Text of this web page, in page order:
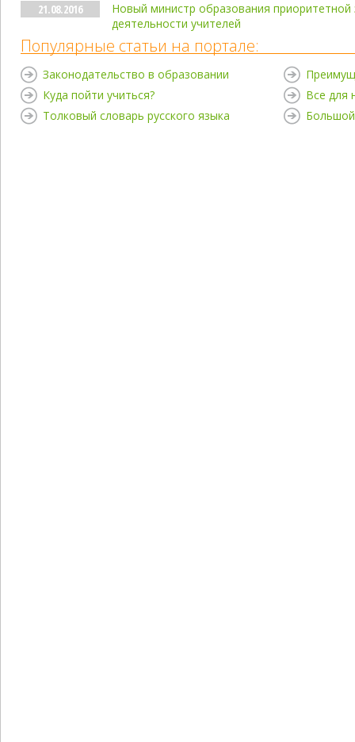
21.08.2016
Новый министр образования приоритетной
деятельности учителей
Популярные статьи на портале:
Законодательство в образовании
Куда пойти учиться?
Толковый словарь русского языка
Все для
Большой